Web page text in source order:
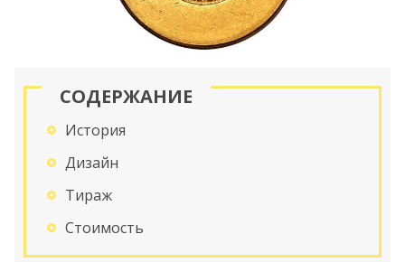
СОДЕРЖАНИЕ
История
Дизайн
Тираж
Стоимость